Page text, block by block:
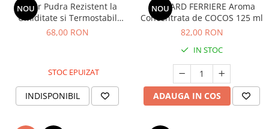
NOU
Zahar Pudra Rezistent la
Umiditate si Termostabil
BIANCANEVE 1KG
68,00 RON
STOC EPUIZAT
INDISPONIBIL
NOU
MALLARD FERRIERE Aroma
Concentrata de COCOS 125 ml
82,00 RON
IN STOC
ADAUGA IN COS